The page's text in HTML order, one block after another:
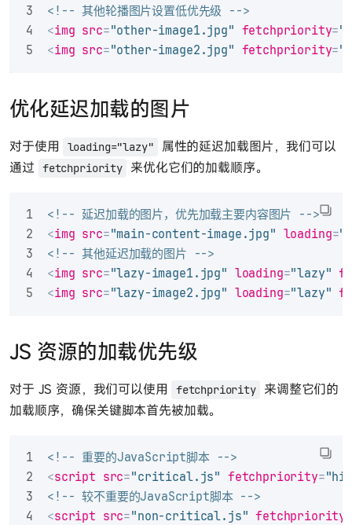
<!-- 其他轮播图片设置低优先级 -->
<img src="other-image1.jpg" fetchpriority=
<img src="other-image2.jpg" fetchpriority=
优化延迟加载的图片
对于使用 loading="lazy"
属性的延迟加载图片，我们可以
通过
fetchpriority 来优化它们的加载顺序。
<!-- 延迟加载的图片，优先加载主要内容图片 -->
<img src="main-content-image.jpg" loading=
<!-- 其他延迟加载的图片 -->
<img src="lazy-image1.jpg" loading="lazy"
<img src="lazy-image2.jpg" loading="lazy"
JS 资源的加载优先级
对于 JS 资源，我们可以使用 fetchpriority
来调整它们的
加载顺序，确保关键脚本首先被加载。
<!-- 重要的JavaScript脚本 -->
<script src="critical.js" fetchpriority=
<!-- 较不重要的JavaScript脚本 -->
<script src="non-critical.js" fetchpriority